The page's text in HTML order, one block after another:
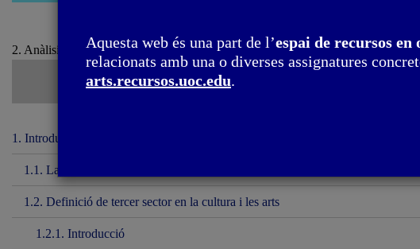
2. Anàlisi del tercer sector de les arts visuals a l’Estat espanyol / 2.2. La pràctica
1. Introducció
1.1. La importància de posar en valor la tasca del tercer sector i l’autogestió en
1.2. Definició de tercer sector en la cultura i les arts
1.2.1. Introducció
Aquesta web és una part de l’espai de recursos
relacionats amb una o diverses assignatures
arts.recursos.uoc.edu.